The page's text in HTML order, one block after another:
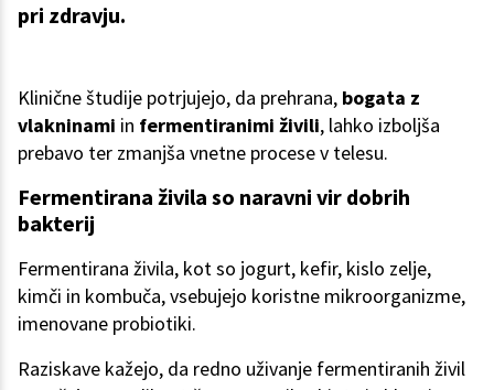
pri zdravju.
Klinične študije potrjujejo, da prehrana, bogata z
vlakninami in fermentiranimi živili, lahko izboljša
prebavo ter zmanjša vnetne procese v telesu.
Fermentirana živila so naravni vir dobrih
bakterij
Fermentirana živila, kot so jogurt, kefir, kislo zelje,
kimči in kombuča, vsebujejo koristne mikroorganizme,
imenovane probiotiki.
Raziskave kažejo, da redno uživanje fermentiranih živil